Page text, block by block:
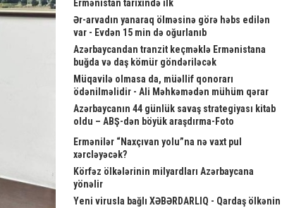
Ermənistan tarixində ilk
Ər-arvadın yanaraq ölməsinə görə həbs edilən
var - Evdən 15 min də oğurlanıb
Azərbaycandan tranzit keçməklə Ermənistana
buğda və daş kömür göndəriləcək
Müqavilə olmasa da, müəllif qonorarı
ödənilməlidir - Ali Məhkəmədən mühüm qərar
Azərbaycanın 44 günlük savaş strategiyası kitab
oldu – ABŞ-dən böyük araşdırma-Foto
Ermənilər “Naxçıvan yolu”na nə vaxt pul
xərcləyəcək?
Körfəz ölkələrinin milyardları Azərbaycana
yönəlir
Yeni virusla bağlı XƏBƏRDARLIQ - Qardaş ölkənin